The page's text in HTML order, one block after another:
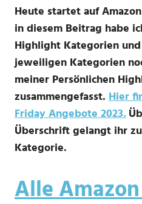
Heute startet auf
in diesem Beitrag habe
Highlight Kategorien
jeweiligen Kategorien
meiner Persönlichen
zusammengefasst. Hier
Friday Angebote 2023.
Überschrift gelangt ihr
Kategorie.
Alle